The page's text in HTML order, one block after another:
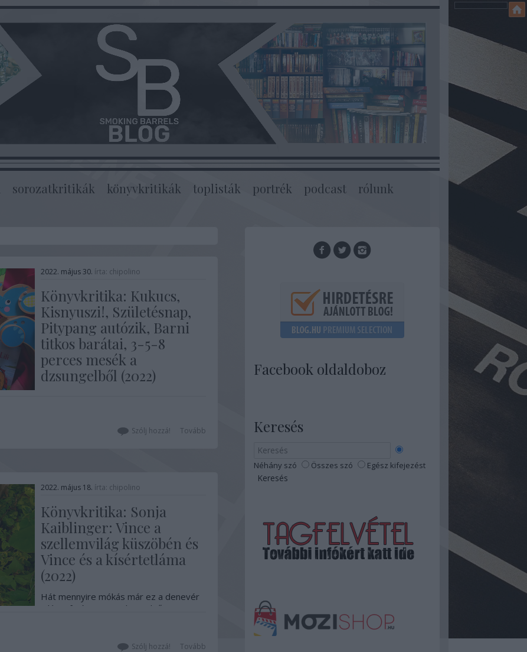
sorozatkritikák könyvkritikák toplisták portrék podcast rólunk
2022. május 30. írta: chipolino
Könyvkritika: Kukucs,
Kisnyuszi!, Születésnap,
Pitypang autózik, Barni
titkos barátai, 3-5-8
perces mesék a
dzsungelből (2022)
nyakunkon van – biztosan sok családban
Tovább
Szólj hozzá!
2022. május 18. írta: chipolino
Könyvkritika: Sonja
Kaiblinger: Vince a
szellemvilág küszöbén és
Vince és a kísértetláma
(2022)
Hát mennyire mókás már ez a denevér
a láma fején? – ez volt az első
el is döntöttem, hogy ez nekem kell. És
Tovább
Szólj hozzá!
Facebook oldaldoboz
Keresés
Néhány szó Összes szó Egész kifejezést